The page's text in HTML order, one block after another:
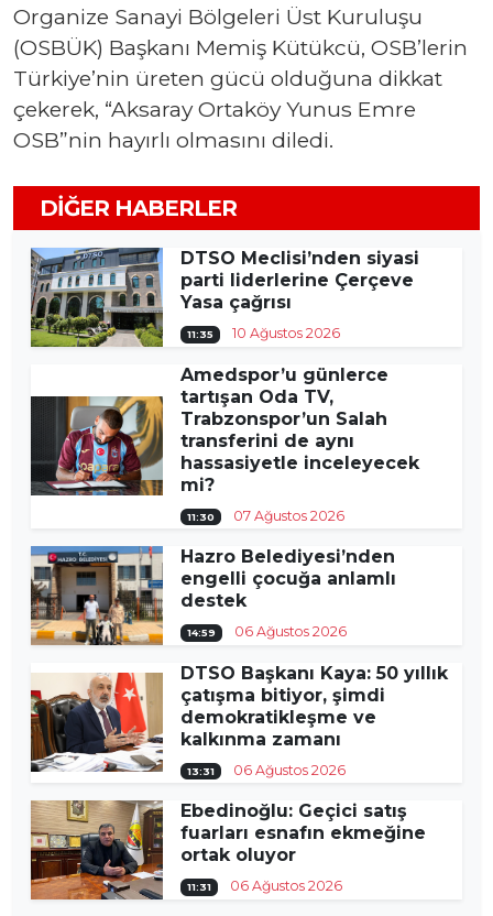
Organize Sanayi Bölgeleri Üst Kuruluşu
(OSBÜK) Başkanı Memiş Kütükcü, OSB’lerin
Türkiye’nin üreten gücü olduğuna dikkat
çekerek, “Aksaray Ortaköy Yunus Emre
OSB”nin hayırlı olmasını diledi.
DIĞER HABERLER
DTSO Meclisi’nden siyasi
parti liderlerine Çerçeve
Yasa çağrısı
11:35 10 Ağustos 2026
Amedspor’u günlerce
tartışan Oda TV,
Trabzonspor’un Salah
transferini de aynı
hassasiyetle inceleyecek
mi?
11:30 07 Ağustos 2026
Hazro Belediyesi’nden
engelli çocuğa anlamlı
destek
14:59 06 Ağustos 2026
DTSO Başkanı Kaya: 50 yıllık
çatışma bitiyor, şimdi
demokratikleşme ve
kalkınma zamanı
13:31 06 Ağustos 2026
Ebedinoğlu: Geçici satış
fuarları esnafın ekmeğine
ortak oluyor
11:31 06 Ağustos 2026